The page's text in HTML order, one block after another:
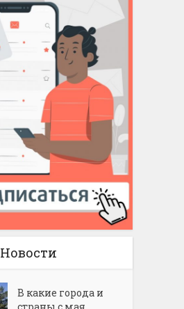
Новости
В какие города и